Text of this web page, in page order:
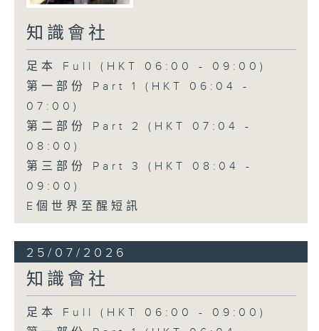
知識會社
足本 Full (HKT 06:00 - 09:00)
第一部份 Part 1 (HKT 06:04 -
07:00)
第二部份 Part 2 (HKT 07:04 -
08:00)
第三部份 Part 3 (HKT 08:04 -
09:00)
E個世界至醒短訊
25/07/2026
知識會社
足本 Full (HKT 06:00 - 09:00)